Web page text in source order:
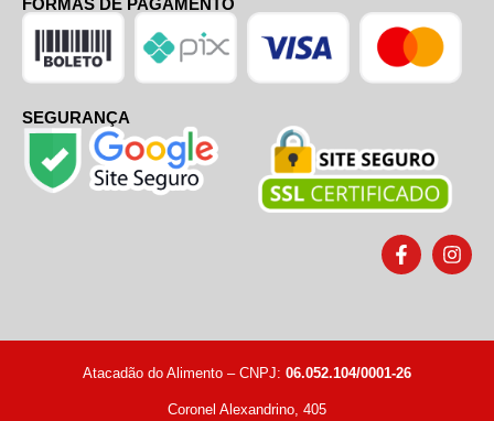
SEGURANÇA
Atacadão do Alimento – CNPJ: 06.052.104/0001-26
Coronel Alexandrino, 405